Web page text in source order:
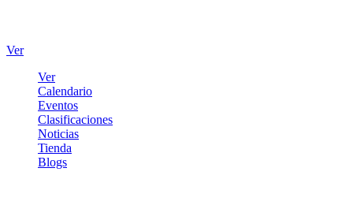
Ver
Ver
Calendario
Eventos
Clasificaciones
Noticias
Tienda
Blogs